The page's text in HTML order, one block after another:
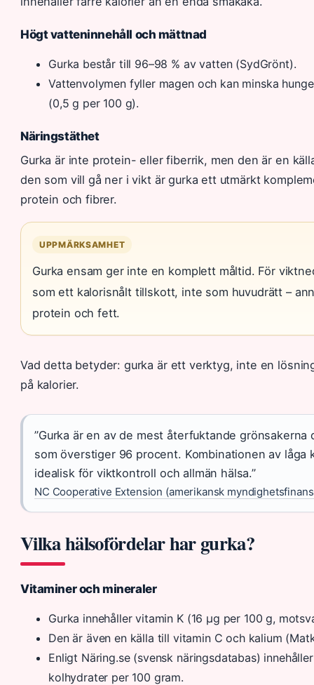
Högt vatteninnehåll och mättnad
Gurka består till 96–98 % av vatten (SydGrönt).
Vattenvolymen fyller magen och kan minska
(0,5 g per 100 g).
Näringstäthet
Gurka är inte protein- eller fiberrik, men den är en
den som vill gå ner i vikt är gurka ett utmärkt
protein och fibrer.
UPPMÄRKSAMHET
Gurka ensam ger inte en komplett måltid. För
som ett kalorisnålt tillskott, inte som huvudrätt –
protein och fett.
Vad detta betyder: gurka är ett verktyg, inte en
på kalorier.
”Gurka är en av de mest återfuktande
som överstiger 96 procent. Kombinationen av
idealisk för viktkontroll och allmän hälsa.”
NC Cooperative Extension (amerikansk
Vilka hälsofördelar har gurka?
Vitaminer och mineraler
Gurka innehåller vitamin K (16 μg per 100 g,
Den är även en källa till vitamin C och kalium
Enligt Näring.se (svensk näringsdatabas)
kolhydrater per 100 gram.